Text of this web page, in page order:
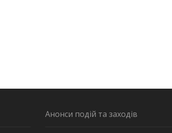
Анонси подій та заходів